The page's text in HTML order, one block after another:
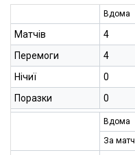
Вдома
Матчів 4
Перемоги
4
Нічиї
0
Поразки
0
Вдома
За матч